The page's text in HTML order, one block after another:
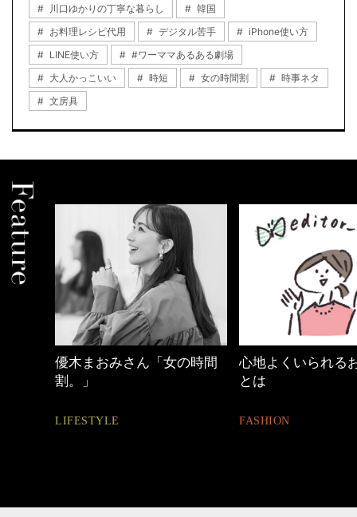
川口ゆかりの丁寧な暮らし
韓国
お料理レシピ代用
デジタル苦手
iPhone使い方
LINE使い方
#ワーママあるある劇場
大人かっこいい
時短 女の時間割
時事ネタ
文房具
心地よくいられるおしゃれ
とは
FASHION
40代の小顔メイク